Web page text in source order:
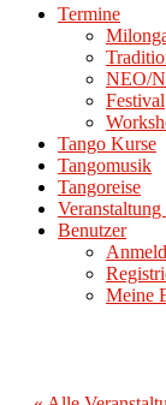
Termine
NEO/
Festival
Tango Kurse
Tangomusik
Tangoreise
Veranstaltung
Benutzer
Meine